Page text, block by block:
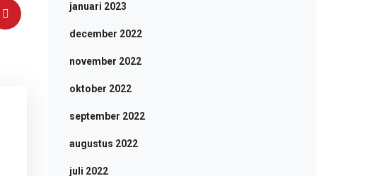
januari 2023
december 2022
november 2022
oktober 2022
september 2022
augustus 2022
juli 2022